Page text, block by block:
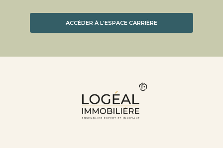
ACCÉDER À L'ESPACE CARRIÈRE